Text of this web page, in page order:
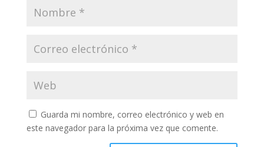
Guarda mi nombre, correo electrónico y web en
este navegador para la próxima vez que comente.